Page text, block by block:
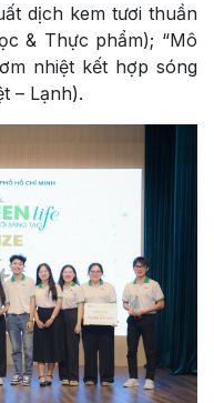
dịch kem tươi thuần
& Thực phẩm); “Mô
nhiệt kết hợp sóng
– Lạnh).